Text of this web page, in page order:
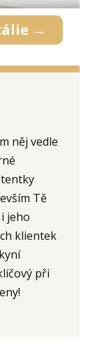
→
něj vedle
Tě
jeho
klientek
při